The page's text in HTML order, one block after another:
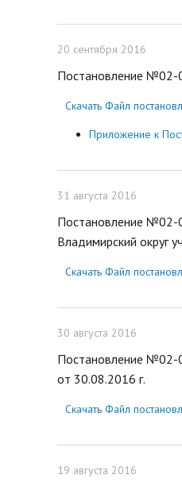
20 сентября 2016
Постановление №02-
Скачать Файл
Приложение к
31 августа 2016
Постановление №02-
Владимирский округ
Скачать Файл
30 августа 2016
Постановление №02-
от 30.08.2016 г.
Скачать Файл
19 августа 2016